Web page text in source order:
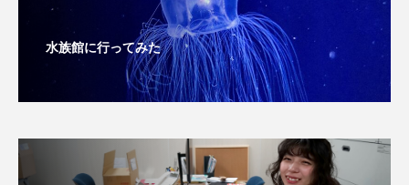
琵琶湖博物館 環境 環境保全
生きた化石 生態 生態系 生物多様性
田んぼ 甲殻類 発酵食品
白身魚 相模川 磯 磯焼け
水族館に行ってみた